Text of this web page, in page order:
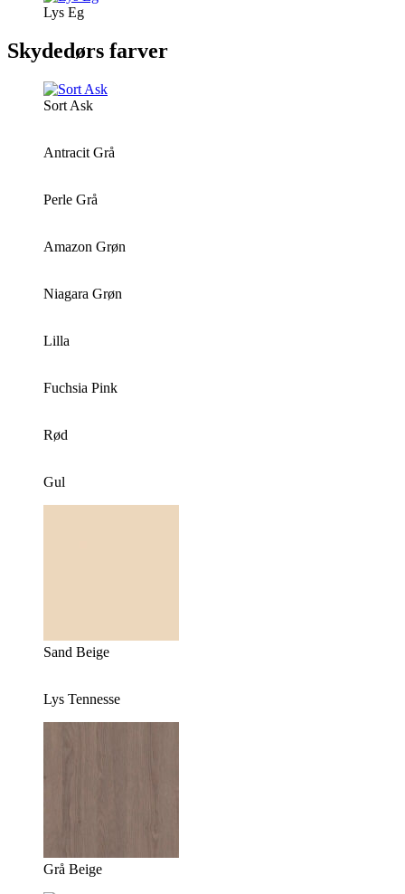
Lys Eg
Skydedørs farver
Sort Ask
Antracit Grå
Perle Grå
Amazon Grøn
Niagara Grøn
Lilla
Fuchsia Pink
Rød
Gul
Sand Beige
Lys Tennesse
Grå Beige